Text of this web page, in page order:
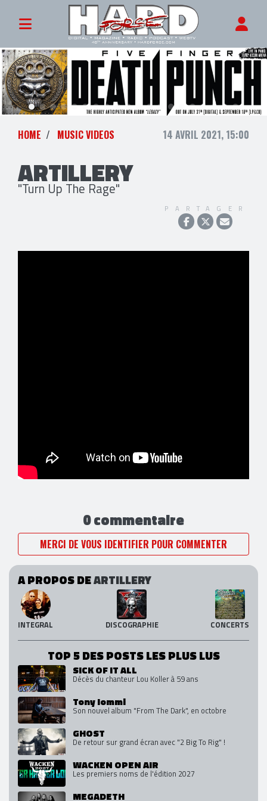
HOME MUSIC VIDEOS 14 AVRIL 2021, 15:00
ARTILLERY
"Turn Up The Rage"
PARTAGER
0 commentaire
MERCI DE VOUS IDENTIFIER POUR COMMENTER
A PROPOS DEARTILLERY
INTEGRAL DISCOGRAPHIE CONCERTS
TOP 5 DES POSTS LES PLUS LUS
SICK OF IT ALL
Décès du chanteur Lou Koller à 59 ans
Tony Iommi
Son nouvel album "From The Dark", en octobre
GHOST
De retour sur grand écran avec "2 Big To Rig" !
WACKEN OPEN AIR
Les premiers noms de l'édition 2027
MEGADETH